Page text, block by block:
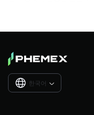
한국어 